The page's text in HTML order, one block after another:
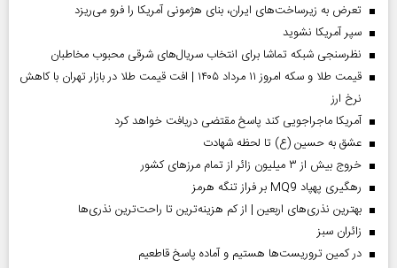
تعرض به زیرساخت‌های ایران، بنای هژمونی آمریکا را فرو می‌ریزد
سپر آمریکا نشوید
نظرسنجی شبکه تماشا برای انتخاب سریال‌های شرقی محبوب مخاطبان
قیمت طلا و سکه امروز ۱۱ مرداد ۱۴۰۵ | افت قیمت طلا در بازار تهران با کاهش
نرخ ارز
آمریکا ماجراجویی کند پاسخ مقتضی دریافت خواهد کرد
عشق به حسین (ع) تا لحظه شهادت
خروج بیش از ۳ میلیون زائر از تمام مرز‌های کشور
رهگیری پهپاد MQ9 بر فراز تنگه هرمز
بهترین نذری‌های اربعین | از کم هزینه‌ترین تا راحت‌ترین نذری‌ها
‌زائران سبز
در کمین تروریست‌ها هستیم و آماده پاسخ قاطعیم